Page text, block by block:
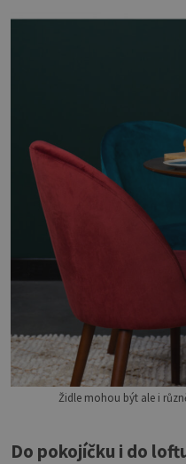
Židle mohou být ale i
Do pokojíčku i do